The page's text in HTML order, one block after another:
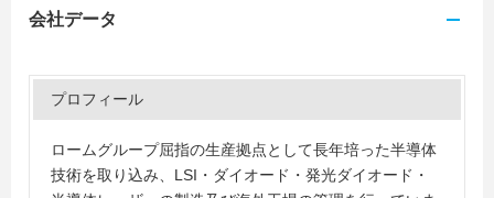
会社データ
プロフィール
ロームグループ屈指の生産拠点として長年培った半導体
技術を取り込み、LSI・ダイオード・発光ダイオード・